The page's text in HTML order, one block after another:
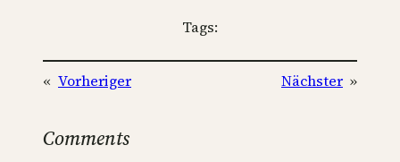
Tags:
« Vorheriger Nächster »
Comments